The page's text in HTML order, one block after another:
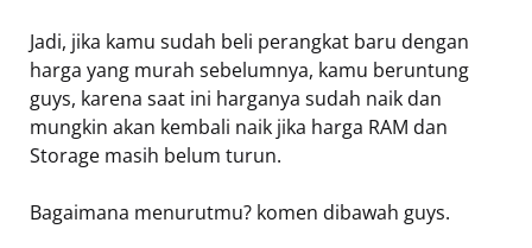
Jadi, jika kamu sudah beli perangkat baru dengan
harga yang murah sebelumnya, kamu beruntung
guys, karena saat ini harganya sudah naik dan
mungkin akan kembali naik jika harga RAM dan
Storage masih belum turun.
Bagaimana menurutmu? komen dibawah guys.